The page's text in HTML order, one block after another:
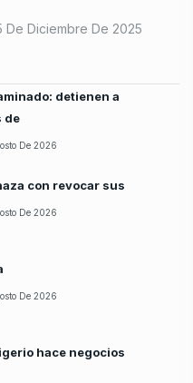
De Diciembre De 2025
detienen a
de
De 2026
con revocar sus
De 2026
De 2026
hace negocios